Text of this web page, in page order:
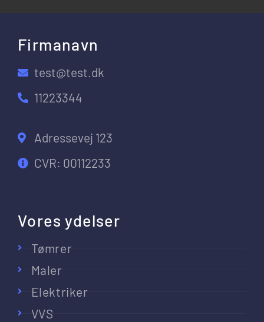
Firmanavn
test@test.dk
11223344
Adressevej 123
CVR: 00112233
Vores ydelser
Tømrer
Maler
Elektriker
VVS